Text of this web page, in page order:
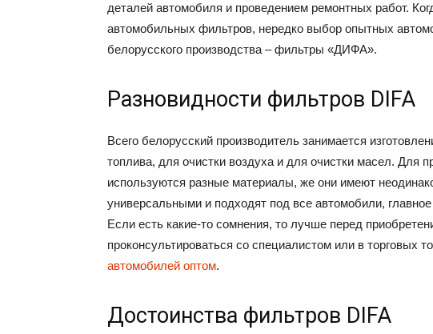
деталей автомобиля и проведением ремонтных работ.
автомобильных фильтров, нередко выбор опытных
белорусского производства – фильтры «ДИФА».
Разновидности фильтров DIFA
Всего белорусский производитель занимается
топлива, для очистки воздуха и для очистки масел. Для
используются разные материалы, же они имеют
универсальными и подходят под все автомобили,
Если есть какие-то сомнения, то лучше перед
проконсультироваться со специалистом или в торговых
автомобилей оптом.
Достоинства фильтров DIFA